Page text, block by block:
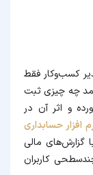
کسب‌وکار فقط
چه چیزی ثبت
و اثر آن در
افزار حسابداری
گزارش‌های مالی
کاربران